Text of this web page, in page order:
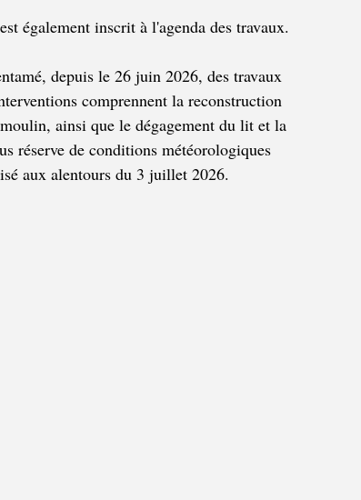
également inscrit à l'agenda des travaux.
depuis le 26 juin 2026, des travaux
comprennent la reconstruction
ainsi que le dégagement du lit et la
réserve de conditions météorologiques
aux alentours du 3 juillet 2026.